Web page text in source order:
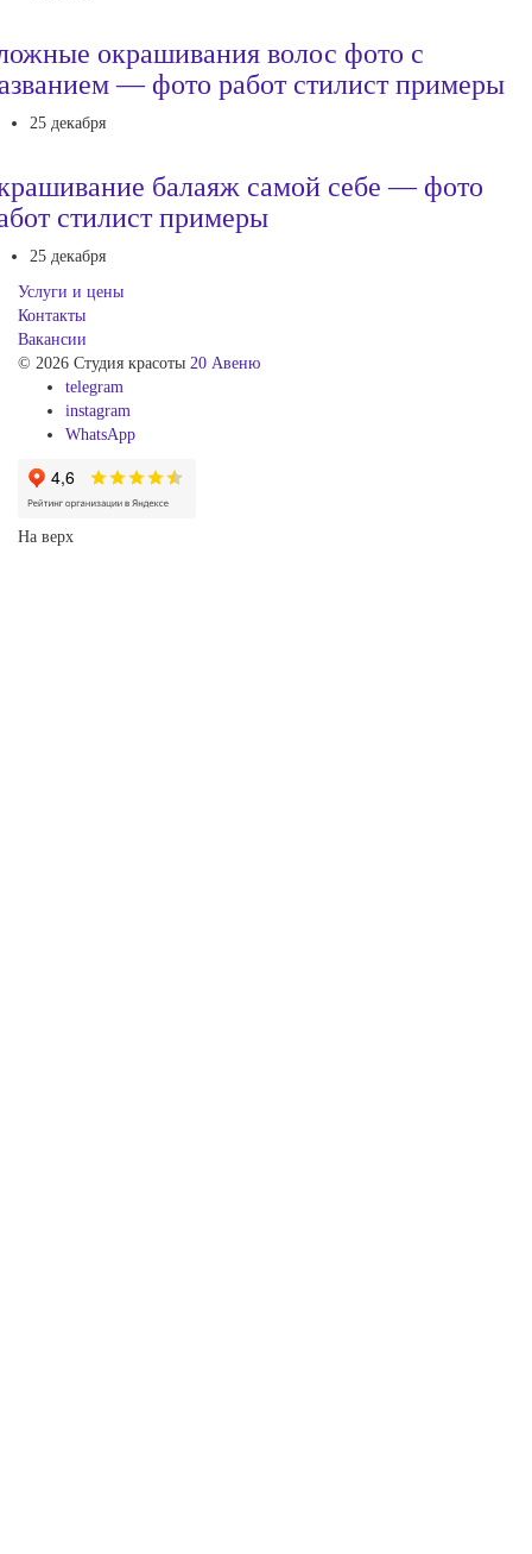
окрашивания волос фото с
— фото работ стилист примеры
25 декабря
балаяж самой себе — фото
стилист примеры
25 декабря
Услуги и цены
Контакты
Вакансии
© 2026 Студия красоты 20 Авеню
telegram
instagram
WhatsApp
На верх